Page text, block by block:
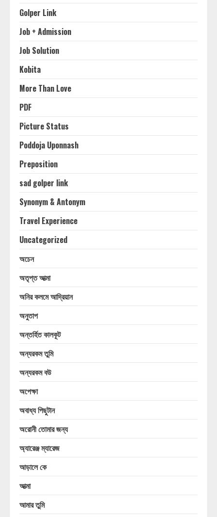
Golper Link
Job + Admission
Job Solution
Kobita
More Than Love
PDF
Picture Status
Poddoja Uponnash
Preposition
sad golper link
Synonym & Antonym
Travel Experience
Uncategorized
অচেন
অতৃপ্ত আত্মা
অনির কলমে আদ্রিয়ান
অনুতাপ
অন্তর্হিত কালকূট
অন্যরকম তুমি
অন্যরকম বউ
অপেক্ষা
অবাধ্য পিছুটান
অরোনী তোমার জন্য
অ্যারেঞ্জ ম্যারেজ
আড়ালে কে
আত্মা
আমার তুমি